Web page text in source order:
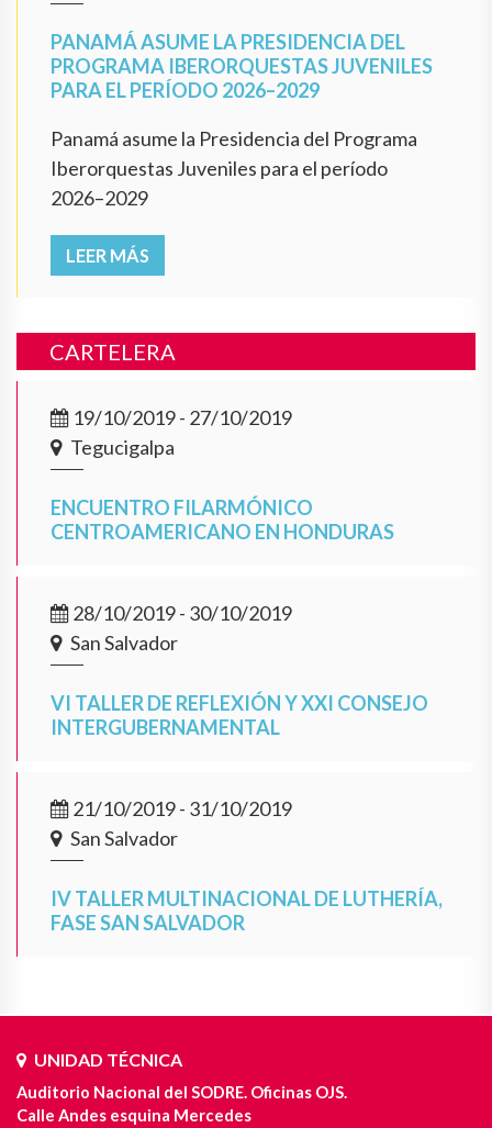
PANAMÁ ASUME LA PRESIDENCIA DEL
PROGRAMA IBERORQUESTAS JUVENILES
PARA EL PERÍODO 2026–2029
Panamá asume la Presidencia del Programa
Iberorquestas Juveniles para el período
2026–2029
LEER MÁS
CARTELERA
19/10/2019 - 27/10/2019
Tegucigalpa
ENCUENTRO FILARMÓNICO
CENTROAMERICANO EN HONDURAS
28/10/2019 - 30/10/2019
San Salvador
VI TALLER DE REFLEXIÓN Y XXI CONSEJO
INTERGUBERNAMENTAL
21/10/2019 - 31/10/2019
San Salvador
IV TALLER MULTINACIONAL DE LUTHERÍA,
FASE SAN SALVADOR
UNIDAD TÉCNICA
Auditorio Nacional del SODRE. Oficinas OJS.
Calle Andes esquina Mercedes